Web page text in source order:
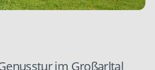
im Großarltal